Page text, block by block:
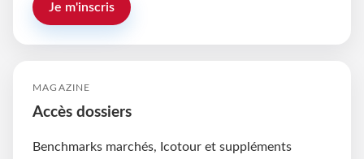
Je m'inscris
MAGAZINE
Accès dossiers
Benchmarks marchés, Icotour et suppléments